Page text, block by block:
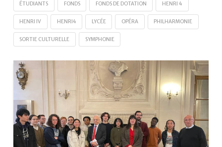
ÉTUDIANTS FONDS FONDS DE DOTATION HENRI 4
HENRI IV HENRI4 LYCÉE OPÉRA PHILHARMONIE
SORTIE CULTURELLE SYMPHONIE